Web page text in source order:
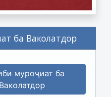
ба Ваколатдор
муроҷиат ба
Ваколатдор